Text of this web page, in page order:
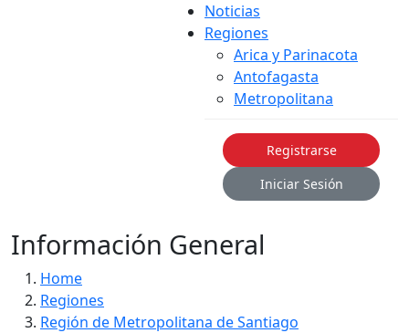
Noticias
Regiones
Arica y Parinacota
Antofagasta
Metropolitana
Registrarse
Iniciar Sesión
Información General
Home
Regiones
Región de Metropolitana de Santiago